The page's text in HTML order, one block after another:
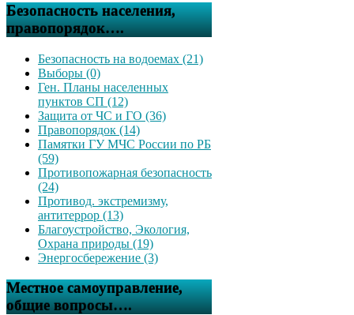
Безопасность населения,
правопорядок….
Безопасность на водоемах (21)
Выборы (0)
Ген. Планы населенных
пунктов СП (12)
Защита от ЧС и ГО (36)
Правопорядок (14)
Памятки ГУ МЧС России по РБ
(59)
Противопожарная безопасность
(24)
Противод. экстремизму,
антитеррор (13)
Благоустройство, Экология,
Охрана природы (19)
Энергосбережение (3)
Местное самоуправление,
общие вопросы….